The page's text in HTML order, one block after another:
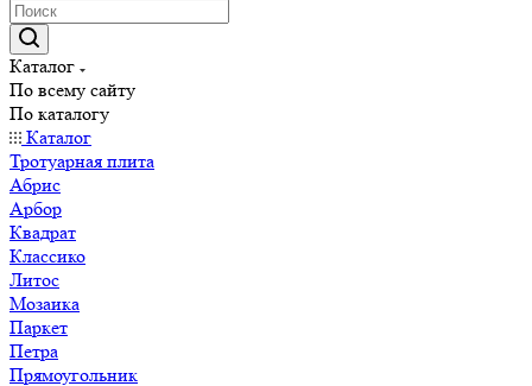
Каталог
По всему сайту
По каталогу
Каталог
Тротуарная плита
Абрис
Арбор
Квадрат
Классико
Литос
Мозаика
Паркет
Петра
Прямоугольник